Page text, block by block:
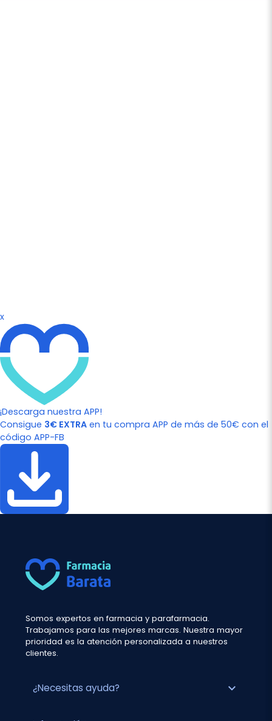
x
¡Descarga nuestra APP!
Consigue 3€ EXTRA en tu compra APP de más de 50€ con el
código APP-FB
Somos expertos en farmacia y parafarmacia.
Trabajamos para las mejores marcas. Nuestra mayor
prioridad es la atención personalizada a nuestros
clientes.
¿Necesitas ayuda? expand_more